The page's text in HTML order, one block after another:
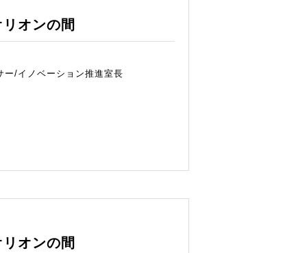
オンの間
ー/イノベーション推進室長
オンの間